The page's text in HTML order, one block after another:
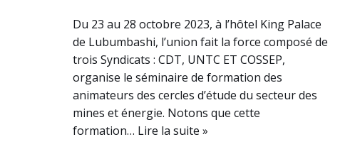
Du 23 au 28 octobre 2023, à l’hôtel King Palace
de Lubumbashi, l’union fait la force composé de
trois Syndicats : CDT, UNTC ET COSSEP,
organise le séminaire de formation des
animateurs des cercles d’étude du secteur des
mines et énergie. Notons que cette
formation… Lire la suite »